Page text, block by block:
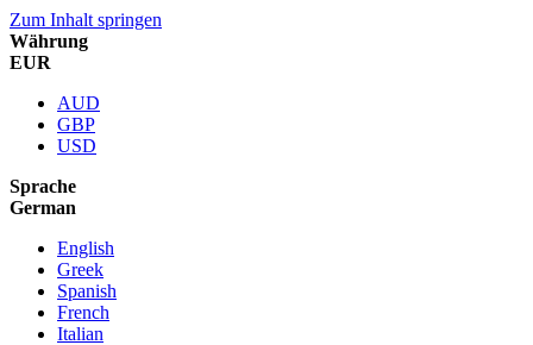
Zum Inhalt springen
Währung
EUR
AUD
GBP
USD
Sprache
German
English
Greek
Spanish
French
Italian